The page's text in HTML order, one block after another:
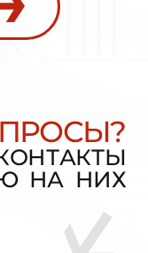
РОСЫ?
ОНТАКТЫ
НА НИХ